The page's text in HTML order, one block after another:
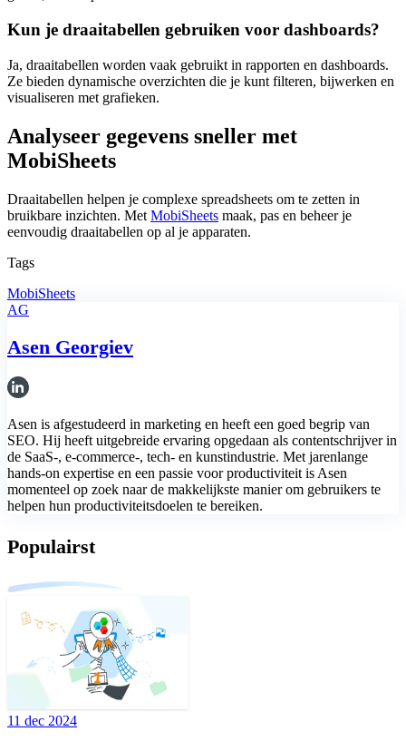
Kun je draaitabellen gebruiken voor dashboards?
Ja, draaitabellen worden vaak gebruikt in rapporten en dashboards.
Ze bieden dynamische overzichten die je kunt filteren, bijwerken en
visualiseren met grafieken.
Analyseer gegevens sneller met
MobiSheets
Draaitabellen helpen je complexe spreadsheets om te zetten in
bruikbare inzichten. Met MobiSheets maak, pas en beheer je
eenvoudig draaitabellen op al je apparaten.
Tags
MobiSheets
AG
Asen Georgiev
Asen is afgestudeerd in marketing en heeft een goed begrip van
SEO. Hij heeft uitgebreide ervaring opgedaan als contentschrijver in
de SaaS-, e-commerce-, tech- en kunstindustrie. Met jarenlange
hands-on expertise en een passie voor productiviteit is Asen
momenteel op zoek naar de makkelijkste manier om gebruikers te
helpen hun productiviteitsdoelen te bereiken.
Populairst
11 dec 2024